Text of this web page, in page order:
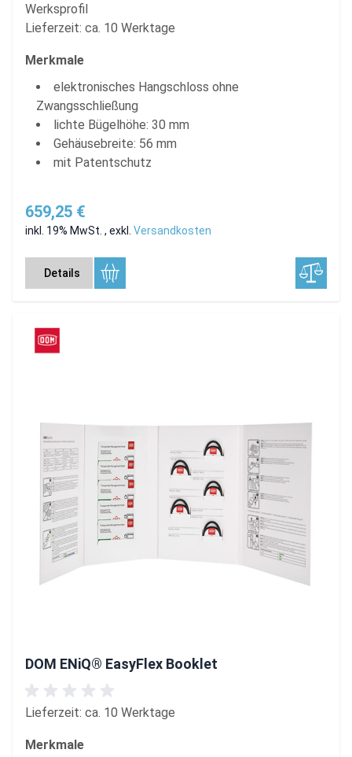
Werksprofil
Lieferzeit: ca. 10 Werktage
Merkmale
elektronisches Hangschloss ohne
Zwangsschließung
lichte Bügelhöhe: 30 mm
Gehäusebreite: 56 mm
mit Patentschutz
659,25 €
inkl. 19% MwSt. , exkl. Versandkosten
Details
DOM ENiQ® EasyFlex Booklet
Lieferzeit: ca. 10 Werktage
Merkmale